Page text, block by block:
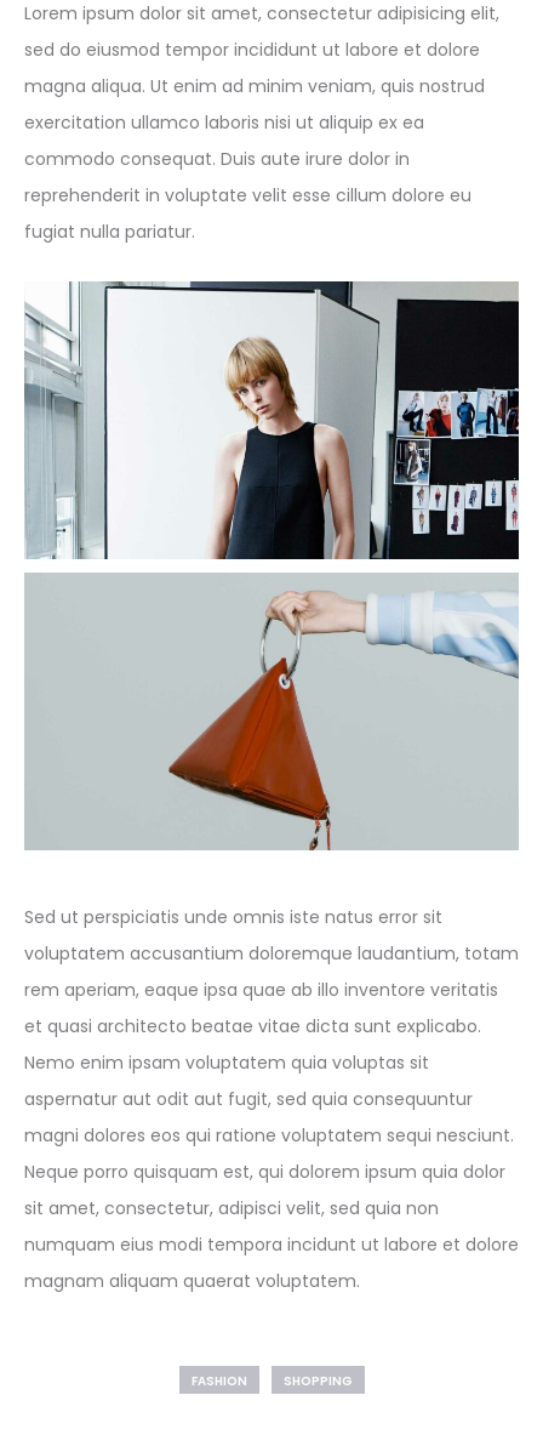
Lorem ipsum dolor sit amet, consectetur adipisicing elit,
sed do eiusmod tempor incididunt ut labore et dolore
magna aliqua. Ut enim ad minim veniam, quis nostrud
exercitation ullamco laboris nisi ut aliquip ex ea
commodo consequat. Duis aute irure dolor in
reprehenderit in voluptate velit esse cillum dolore eu
fugiat nulla pariatur.
Sed ut perspiciatis unde omnis iste natus error sit
voluptatem accusantium doloremque laudantium, totam
rem aperiam, eaque ipsa quae ab illo inventore veritatis
et quasi architecto beatae vitae dicta sunt explicabo.
Nemo enim ipsam voluptatem quia voluptas sit
aspernatur aut odit aut fugit, sed quia consequuntur
magni dolores eos qui ratione voluptatem sequi nesciunt.
Neque porro quisquam est, qui dolorem ipsum quia dolor
sit amet, consectetur, adipisci velit, sed quia non
numquam eius modi tempora incidunt ut labore et dolore
magnam aliquam quaerat voluptatem.
FASHION SHOPPING